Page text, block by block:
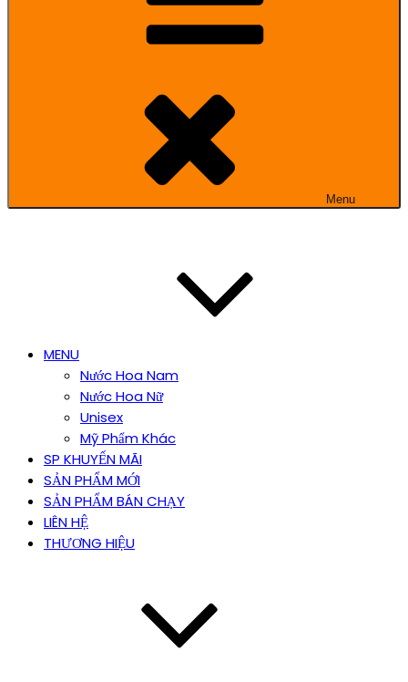
Menu
MENU
Nước Hoa Nam
Nước Hoa Nữ
Unisex
Mỹ Phẩm Khác
SP KHUYẾN MÃI
SẢN PHẨM MỚI
SẢN PHẨM BÁN CHẠY
LIÊN HỆ
THƯƠNG HIỆU